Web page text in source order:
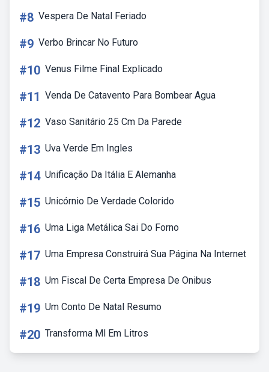
#8 Vespera De Natal Feriado
#9 Verbo Brincar No Futuro
#10 Venus Filme Final Explicado
#11 Venda De Catavento Para Bombear Agua
#12 Vaso Sanitário 25 Cm Da Parede
#13 Uva Verde Em Ingles
#14 Unificação Da Itália E Alemanha
#15 Unicórnio De Verdade Colorido
#16 Uma Liga Metálica Sai Do Forno
#17 Uma Empresa Construirá Sua Página Na Internet
#18 Um Fiscal De Certa Empresa De Onibus
#19 Um Conto De Natal Resumo
#20 Transforma Ml Em Litros